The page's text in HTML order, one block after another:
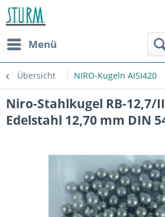
Menü
Übersicht NIRO-Kugeln AISI420
Niro-Stahlkugel RB-12,7/
Edelstahl 12,70 mm DIN